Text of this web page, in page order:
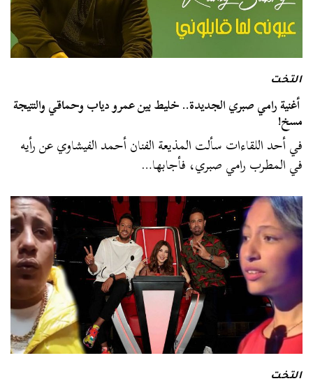
التخت
أغنية رامي صبري الجديدة.. خليط بين عمرو دياب وحماقي والنتيجة
مسخ!
في أحد اللقاءات سألت المذيعة الفنان أحمد الفيشاوي عن رأيه
في المطرب رامي صبري، فأجابها…
التخت